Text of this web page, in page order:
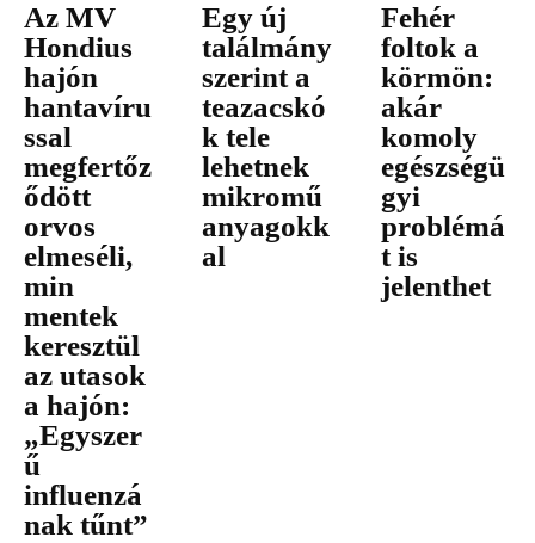
Az MV
Hondius
hajón
hantavíru
ssal
megfertőz
ődött
orvos
elmeséli,
min
mentek
keresztül
az utasok
a hajón:
„Egyszer
ű
influenzá
nak tűnt”
Egy új
találmány
szerint a
teazacskó
k tele
lehetnek
mikromű
anyagokk
al
Fehér
foltok a
körmön:
akár
komoly
egészségü
gyi
problémá
t is
jelenthet